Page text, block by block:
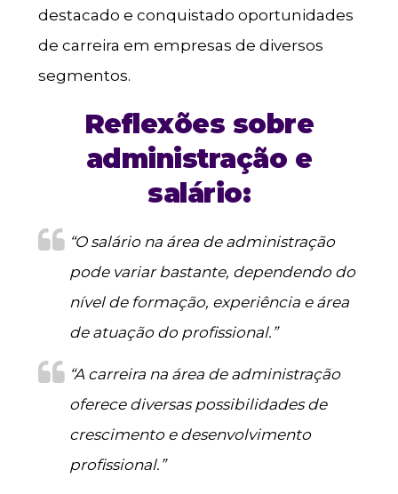
destacado e conquistado oportunidades
de carreira em empresas de diversos
segmentos.
Reflexões sobre
administração e
salário:
“O salário na área de administração
pode variar bastante, dependendo do
nível de formação, experiência e área
de atuação do profissional.”
“A carreira na área de administração
oferece diversas possibilidades de
crescimento e desenvolvimento
profissional.”